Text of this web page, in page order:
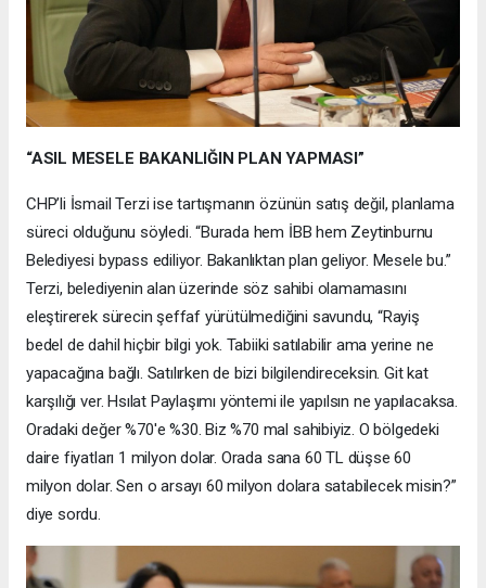
“ASIL MESELE BAKANLIĞIN PLAN YAPMASI”
CHP’li İsmail Terzi ise tartışmanın özünün satış değil, planlama
süreci olduğunu söyledi. “Burada hem İBB hem Zeytinburnu
Belediyesi bypass ediliyor. Bakanlıktan plan geliyor. Mesele bu.”
Terzi, belediyenin alan üzerinde söz sahibi olamamasını
eleştirerek sürecin şeffaf yürütülmediğini savundu, “Rayiş
bedel de dahil hiçbir bilgi yok. Tabiiki satılabilir ama yerine ne
yapacağına bağlı. Satılırken de bizi bilgilendireceksin. Git kat
karşılığı ver. Hsılat Paylaşımı yöntemi ile yapılsın ne yapılacaksa.
Oradaki değer %70'e %30. Biz %70 mal sahibiyiz. O bölgedeki
daire fiyatları 1 milyon dolar. Orada sana 60 TL düşse 60
milyon dolar. Sen o arsayı 60 milyon dolara satabilecek misin?”
diye sordu.